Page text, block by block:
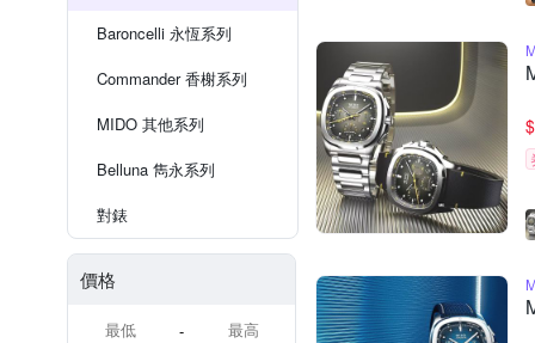
Baroncelli 永恆系列
Commander 香榭系列
MIDO 其他系列
Belluna 雋永系列
對錶
價格
-
$